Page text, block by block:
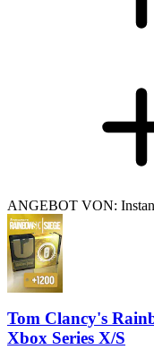
ANGEBOT VON:
Tom Clancy's
Xbox Series X/S